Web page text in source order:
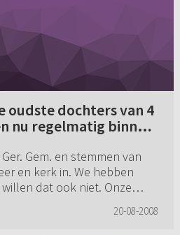
oudste dochters van 4
nu regelmatig binnen
een
niet slecht om
maar ik vind het toch
(...)
Gem. en stemmen van
en kerk in. We hebben
dat ook niet. Onze
...
20-08-2008